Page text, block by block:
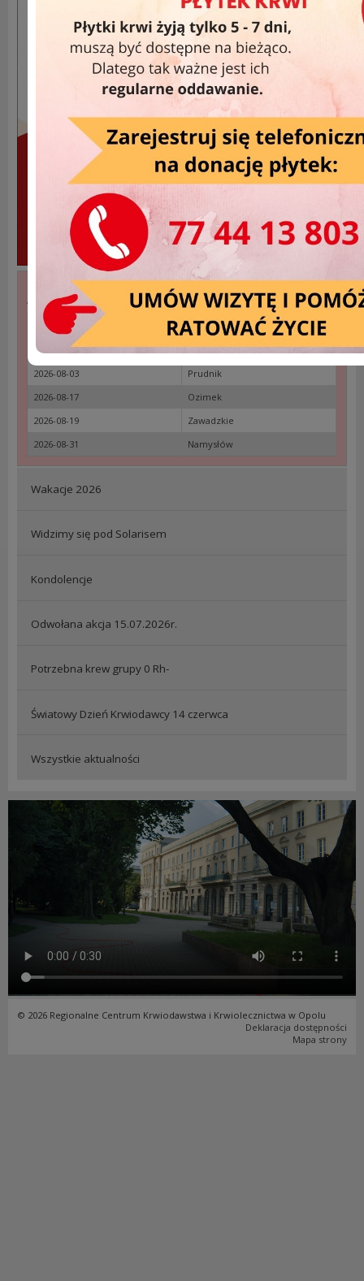
Akcje Wyjazdowe »
DATA
MIEJSCOWOŚĆ
2026-07-31
Opole
2026-08-03
Prudnik
2026-08-17
Ozimek
2026-08-19
Zawadzkie
2026-08-31
Namysłów
Wakacje 2026
Widzimy się pod Solarisem
Kondolencje
Odwołana akcja 15.07.2026r.
Potrzebna krew grupy 0 Rh-
Światowy Dzień Krwiodawcy 14 czerwca
Wszystkie aktualności
© 2026 Regionalne Centrum Krwiodawstwa i Krwiolecznictwa w Opolu
Deklaracja dostępności
Mapa strony